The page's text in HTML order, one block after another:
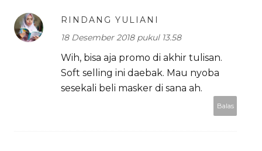
RINDANG YULIANI
18 Desember 2018 pukul 13.58
Wih, bisa aja promo di akhir tulisan.
Soft selling ini daebak. Mau nyoba
sesekali beli masker di sana ah.
Balas